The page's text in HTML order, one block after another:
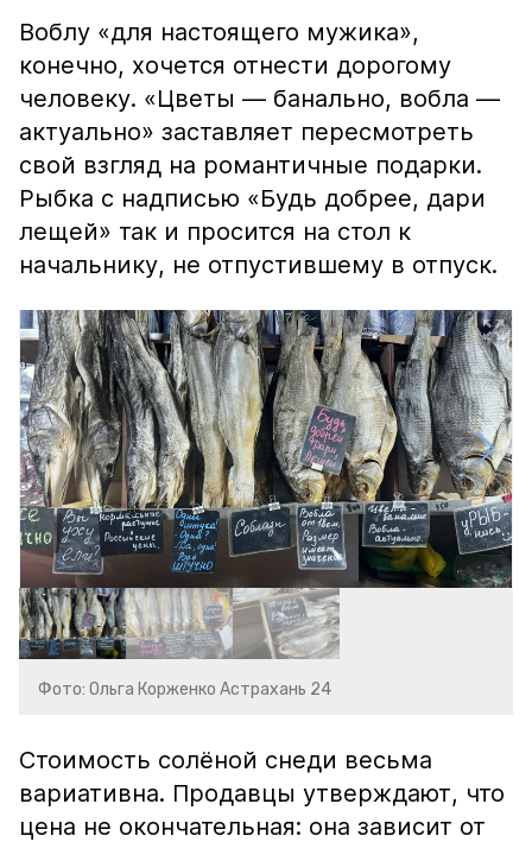
Воблу «для настоящего мужика»,
конечно, хочется отнести дорогому
человеку. «Цветы — банально, вобла —
актуально» заставляет пересмотреть
свой взгляд на романтичные подарки.
Рыбка с надписью «Будь добрее, дари
лещей» так и просится на стол к
начальнику, не отпустившему в отпуск.
Фото: Ольга Корженко Астрахань 24
Стоимость солёной снеди весьма
вариативна. Продавцы утверждают, что
цена не окончательная: она зависит от